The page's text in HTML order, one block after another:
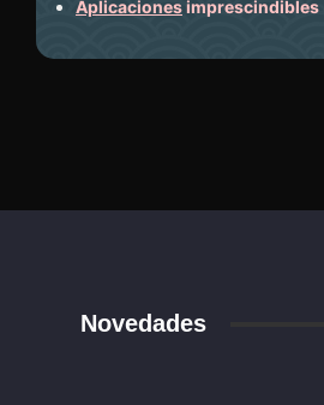
Aplicacionesimprescindibles
Novedades